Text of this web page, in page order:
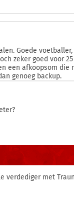
Goede voetballer,
zeker goed voor 25
een afkoopsom die
genoeg backup.
verdediger met